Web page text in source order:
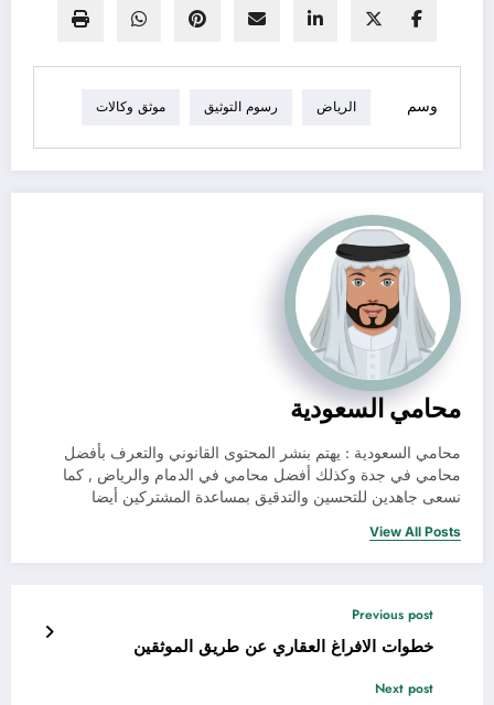
وسم الرياض رسوم التوثيق موثق وكالات
محامي السعودية
محامي السعودية : يهتم بنشر المحتوى القانوني والتعرف بأفضل
محامي في جدة وكذلك أفضل محامي في الدمام والرياض , كما
نسعى جاهدين للتحسين والتدقيق بمساعدة المشتركين أيضا
View All Posts
Previous post
خطوات الافراغ العقاري عن طريق الموثقين
Next post